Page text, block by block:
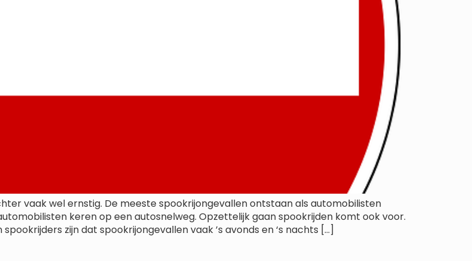
vaak wel ernstig. De meeste spookrijongevallen ontstaan als automobilisten
keren op een autosnelweg. Opzettelijk gaan spookrijden komt ook voor.
zijn dat spookrijongevallen vaak ’s avonds en ‘s nachts […]